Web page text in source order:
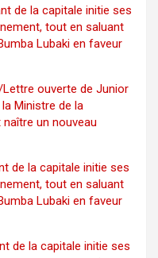
de la capitale initie ses
tout en saluant
Lubaki en faveur
Lettre ouverte de Junior
Ministre de la
un nouveau
de la capitale initie ses
tout en saluant
Lubaki en faveur
de la capitale initie ses